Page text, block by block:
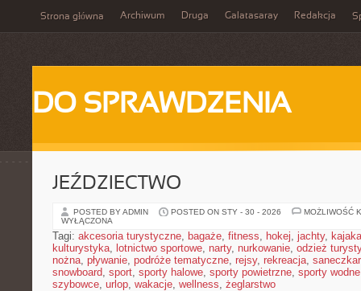
Strona główna Archiwum Druga Galatasaray Redakcja
DO SPRAWDZENIA
JEŹDZIECTWO
POSTED BY ADMIN POSTED ON STY - 30 - 2026
MOŻLIWOŚĆ
WYŁĄCZONA
Tagi: akcesoria turystyczne, bagaże, fitness, hokej, jachty,
kulturystyka, lotnictwo sportowe, narty, nurkowanie, odzież
nożna, pływanie, podróże tematyczne, rejsy, rekreacja,
snowboard, sport, sporty halowe, sporty powietrzne, sporty wodne
szybowce, urlop, wakacje, wellness, żeglarstwo